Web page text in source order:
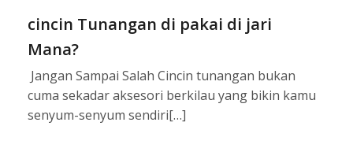
cincin Tunangan di pakai di jari
Mana?
Jangan Sampai Salah Cincin tunangan bukan
cuma sekadar aksesori berkilau yang bikin kamu
senyum-senyum sendiri[…]